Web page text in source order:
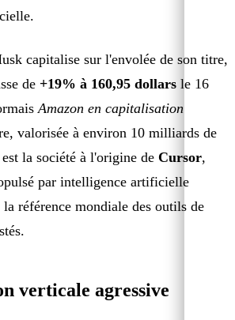
capitalise sur l'envolée de son titre,
de +19% à 160,95 dollars le 16
Amazon en capitalisation
valorisée à environ 10 milliards de
la société à l'origine de Cursor,
par intelligence artificielle
la référence mondiale des outils de
verticale agressive